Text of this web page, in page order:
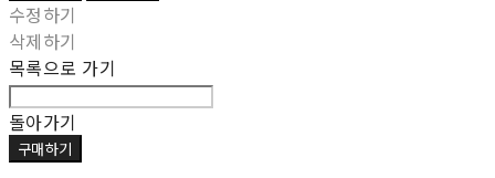
수정하기
삭제하기
목록으로 가기
돌아가기
구매하기